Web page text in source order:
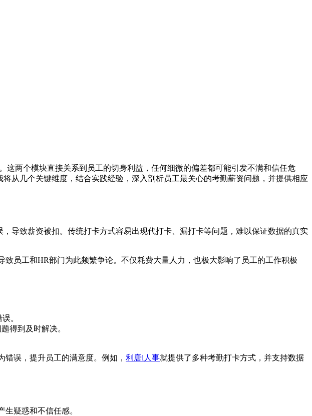
两个模块直接关系到员工的切身利益，任何细微的偏差都可能引发不满和信任危
从几个关键维度，结合实践经验，深入剖析员工最关心的考勤薪资问题，并提供相应
导致薪资被扣。传统打卡方式容易出现代打卡、漏打卡等问题，难以保证数据的真实
员工和HR部门为此频繁争论。不仅耗费大量人力，也极大影响了员工的工作积极
。
得到及时解决。
误，提升员工的满意度。例如， 利唐i人事就提供了多种考勤打卡方式，并支持数据
疑惑和不信任感。